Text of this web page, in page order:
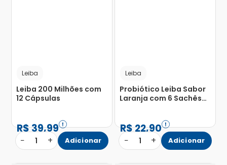
Leiba
Leiba 200 Milhões com
12 Cápsulas
R$39,99
− 1 + Adicionar
Leiba
Probiótico Leiba Sabor
Laranja com 6 Sachês
R$22,90
− 1 + Adicionar